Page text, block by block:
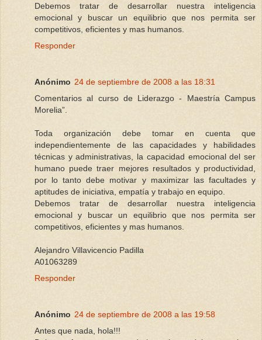
Debemos tratar de desarrollar nuestra inteligencia
emocional y buscar un equilibrio que nos permita ser
competitivos, eficientes y mas humanos.
Responder
Anónimo 24 de septiembre de 2008 a las 18:31
Comentarios al curso de Liderazgo - Maestría Campus
Morelia”.
Toda organización debe tomar en cuenta que
independientemente de las capacidades y habilidades
técnicas y administrativas, la capacidad emocional del ser
humano puede traer mejores resultados y productividad,
por lo tanto debe motivar y maximizar las facultades y
aptitudes de iniciativa, empatía y trabajo en equipo.
Debemos tratar de desarrollar nuestra inteligencia
emocional y buscar un equilibrio que nos permita ser
competitivos, eficientes y mas humanos.
Alejandro Villavicencio Padilla
A01063289
Responder
Anónimo 24 de septiembre de 2008 a las 19:58
Antes que nada, hola!!!